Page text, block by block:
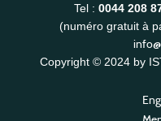
Tel : 0044 208
(numéro gratuit à
Copyright © 2024 by